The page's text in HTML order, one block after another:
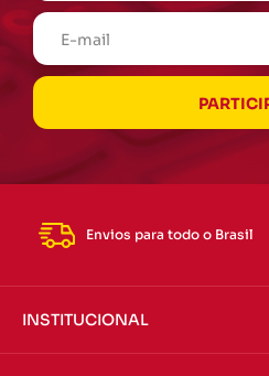
Envios para todo o Brasil
INSTITUCIONAL